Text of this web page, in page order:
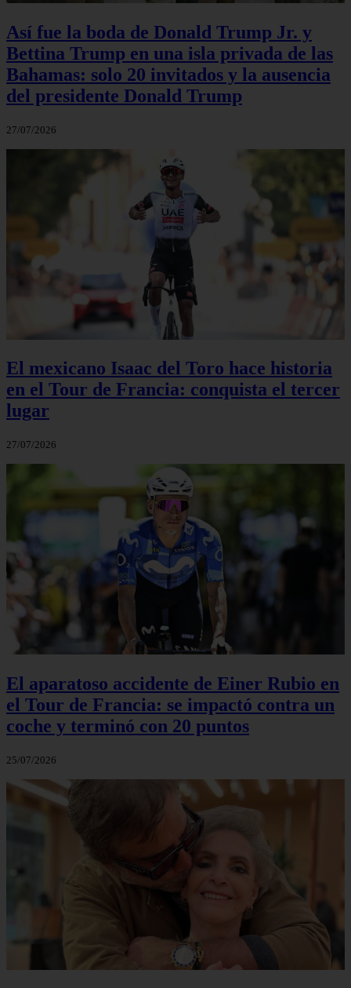
Así fue la boda de Donald Trump Jr. y
Bettina Trump en una isla privada de las
Bahamas: solo 20 invitados y la ausencia
del presidente Donald Trump
27/07/2026
El mexicano Isaac del Toro hace historia
en el Tour de Francia: conquista el tercer
lugar
27/07/2026
El aparatoso accidente de Einer Rubio en
el Tour de Francia: se impactó contra un
coche y terminó con 20 puntos
25/07/2026